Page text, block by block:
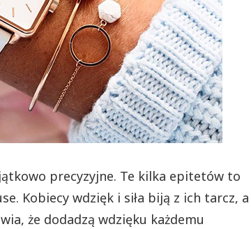
kobiecości
precyzyjne. Te kilka epitetów to
Kobiecy wdzięk i siła biją z ich tarcz, a
że dodadzą wdzięku każdemu